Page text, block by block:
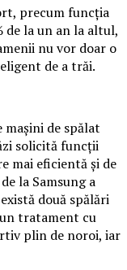
precum funcția
de la un an la altul,
nu vor doar o
de a trăi.
de spălat
solicită funcții
mai eficientă și de
la Samsung a
două spălări
tratament cu
plin de noroi, iar